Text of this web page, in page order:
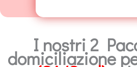
I nostri 2
domiciliazione